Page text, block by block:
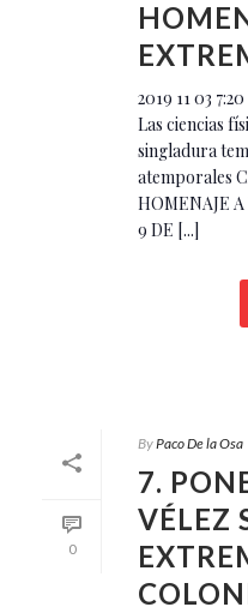
2019 11 03
Las ciencias
singladura
atemporales
HOMENAJE
9 DE [...]
0
ByPaco De la Osa
7.
VÉLEZ